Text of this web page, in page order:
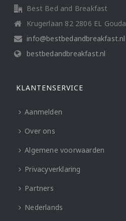
Best Bed and Breakfast
Krugerlaan 82 2806 EL Gouda
info@bestbedandbreakfast.nl
bestbedandbreakfast.nl
KLANTENSERVICE
Aanmelden
Over ons
Algemene voorwaarden
Privacyverklaring
Partners
Nederlands